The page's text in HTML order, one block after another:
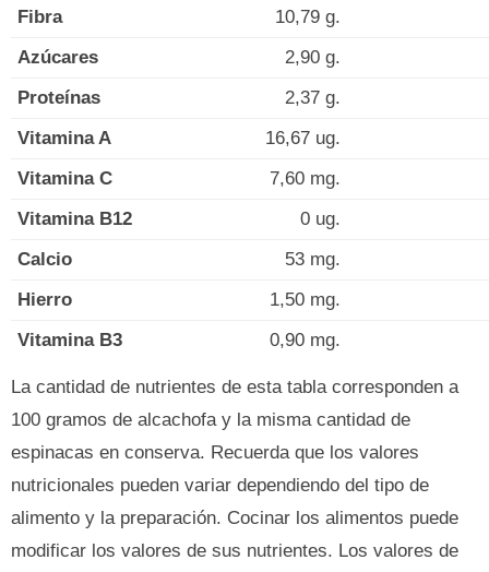
Fibra
10,79 g.
Azúcares
2,90 g.
Proteínas
2,37 g.
Vitamina A
16,67 ug.
Vitamina C
7,60 mg.
Vitamina B12
0 ug.
Calcio
53 mg.
Hierro
1,50 mg.
Vitamina B3
0,90 mg.
La cantidad de nutrientes de esta tabla corresponden a
100 gramos de alcachofa y la misma cantidad de
espinacas en conserva. Recuerda que los valores
nutricionales pueden variar dependiendo del tipo de
alimento y la preparación. Cocinar los alimentos puede
modificar los valores de sus nutrientes. Los valores de